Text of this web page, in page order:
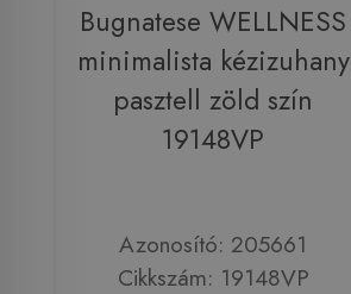
Bugnatese WELLNESS
minimalista kézizuhany
pasztell zöld szín
19148VP
Azonosító: 205661
Cikkszám: 19148VP